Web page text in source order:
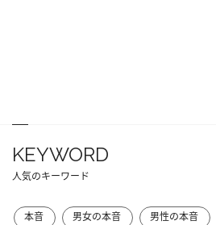
KEYWORD
人気のキーワード
本音 男女の本音 男性の本音